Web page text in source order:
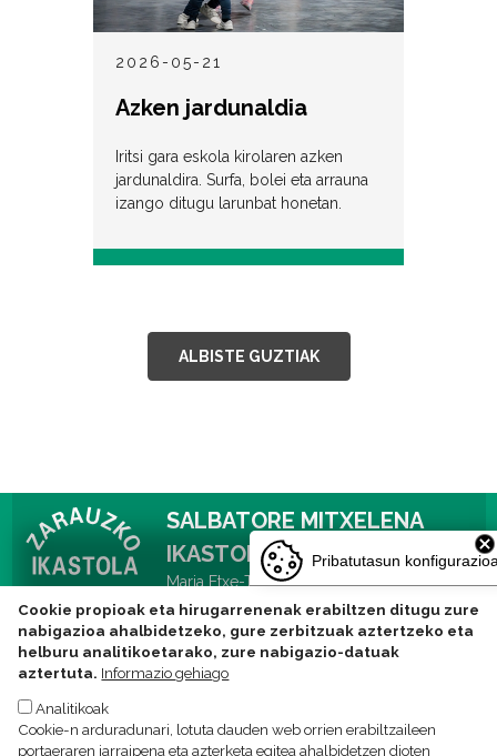
2026-05-21
Azken jardunaldia
Iritsi gara eskola kirolaren azken
jardunaldira. Surfa, bolei eta arrauna
izango ditugu larunbat honetan.
ALBISTE GUZTIAK
SALBATORE MITXELENA
IKASTOLA
Maria Etxe-Txiki kalea 14, 20800 Zarautz
Tlf: 943831752 -
ikastola@zarauzkoikastola.eus
Pribatutasun politika Lege oharra Cookien politika
Pribatutasun
Cookie propioak eta hirugarrenenak erabiltzen ditugu zure
nabigazioa ahalbidetzeko, gure zerbitzuak aztertzeko eta
helburu analitikoetarako, zure nabigazio-datuak
aztertuta. Informazio gehiago
Analitikoak
Cookie-n arduradunari, lotuta dauden web orrien erabiltzaileen
portaeraren jarraipena eta azterketa egitea ahalbidetzen dioten